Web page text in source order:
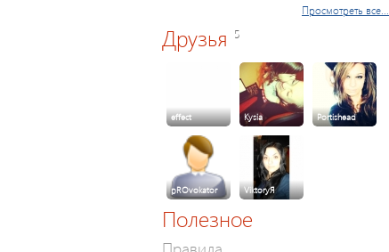
Просмотреть все...
Друзья 5
effect Kysia Portishead
pROvokator ViktoryЯ
Полезное